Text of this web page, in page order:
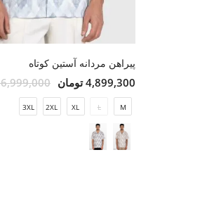
پیراهن مردانه آستین کوتاه
4,899,300 تومان 6,999,000 تومان
M
L
XL
2XL
3XL